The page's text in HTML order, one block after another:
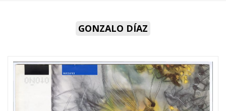
GONZALO DÍAZ